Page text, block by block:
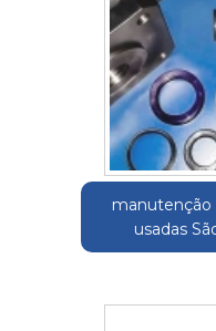
manutenção
usadas